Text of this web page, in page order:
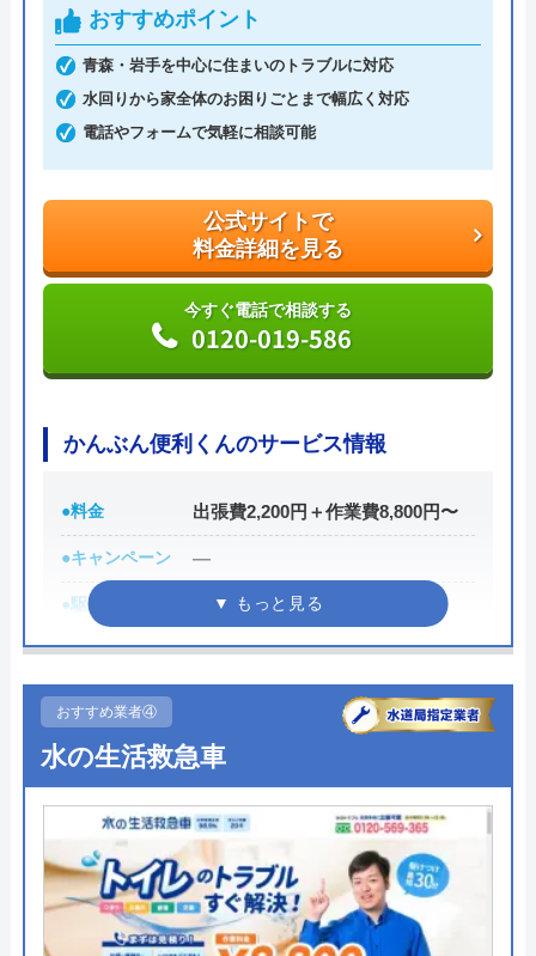
関東・中部・近畿・中国と全国規模で対応エリアを
展開しており、各エリアの水道局から認定を受けて
います。
相談の受付は24時間体制かつ365日対応しており、
相談から出張・見積もりまでの費用は発生しませ
ん。
さらに最短15分での駆けつけで非常にスピーディな
対応を強みとしており、安心かつ心強い業者でもあ
創業21年の中で累計100万件以上もの相談実績を持
なサービスを提供してくれます。
公式サイトで
料金詳細を見る
今すぐ電話で相談する
0120-579-007
水道修理ルートの基本情報
運営会社 株式会社クリーンライフ
元村祐次
所在地
〒564-0052
大阪府吹田市広芝町6-10
おすすめポイント
青森・岩手を中心に住まいのトラブルに対応
水回りから家全体のお困りごとまで幅広く対応
電話やフォームで気軽に相談可能
公式サイトで
料金詳細を見る
今すぐ電話で相談する
0120-019-586
かんぶん便利くんのサービス情報
●料金 出張費2,200円＋作業費8,800円〜
●キャンペーン ―
●駆けつけ時間
●受付時間
9:00～17:00（二戸店）
8:30～17:30（岩手町店・三戸店・
●定休日 なし
●出張見積もり 見積無料
●支払い方法
●累計実績 ―
●保証・保険 ―
おすすめ業者④
水の生活救急車